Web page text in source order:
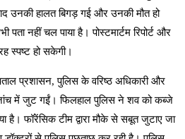
उनकी हालत बिगड़ गई और उनकी मौत हो
नहीं चल पाया है। पोस्टमार्टम रिपोर्ट और
स्पष्ट हो सकेगी।
प्रशासन, पुलिस के वरिष्ठ अधिकारी और
में जुट गईं। फिलहाल पुलिस ने शव को कब्जे
है। फॉरेंसिक टीम द्वारा मौके से सबूत जुटाए जा